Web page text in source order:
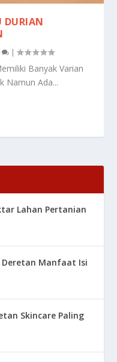
DURIAN
|
Banyak Varian
Namun Ada...
Lahan Pertanian
Deretan Manfaat Isi
Skincare Paling